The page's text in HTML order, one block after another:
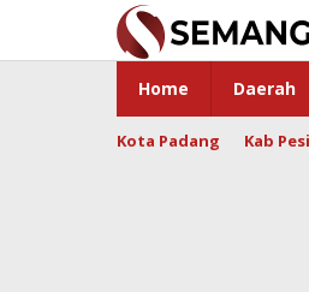
content
Home Daerah
Kota Padang Kab